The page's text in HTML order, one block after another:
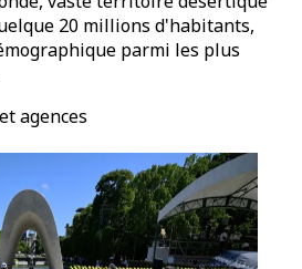
20 millions d'habitants,
parmi les plus
agences